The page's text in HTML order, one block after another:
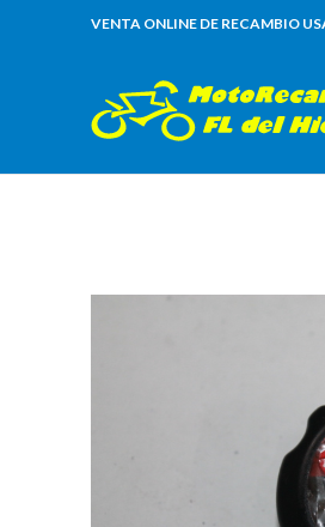
VENTA ONLINE DE RECAMBIO